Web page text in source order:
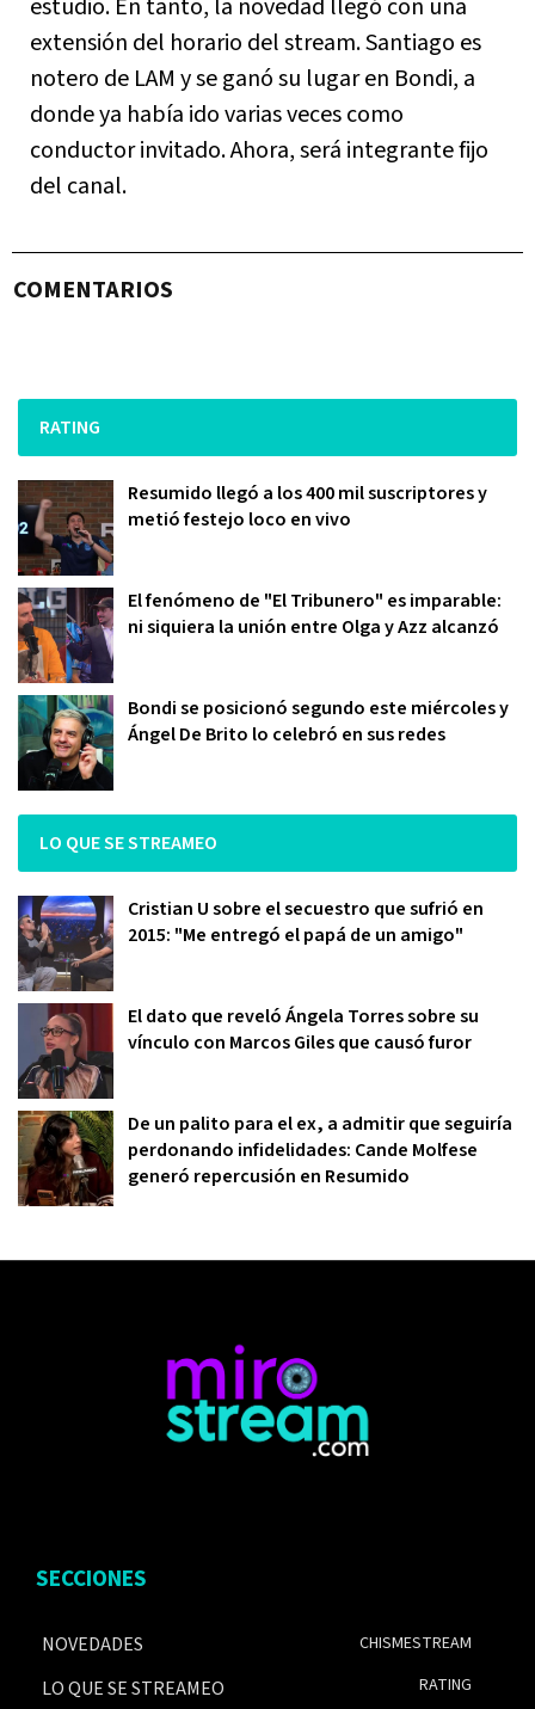
estudio. En tanto, la novedad llegó con una
extensión del horario del stream. Santiago es
notero de LAM y se ganó su lugar en Bondi, a
donde ya había ido varias veces como
conductor invitado. Ahora, será integrante fijo
del canal.
COMENTARIOS
RATING
Resumido llegó a los 400 mil suscriptores y
metió festejo loco en vivo
El fenómeno de "El Tribunero" es imparable:
ni siquiera la unión entre Olga y Azz alcanzó
Bondi se posicionó segundo este miércoles y
Ángel De Brito lo celebró en sus redes
LO QUE SE STREAMEO
Cristian U sobre el secuestro que sufrió en
2015: "Me entregó el papá de un amigo"
El dato que reveló Ángela Torres sobre su
vínculo con Marcos Giles que causó furor
De un palito para el ex, a admitir que seguiría
perdonando infidelidades: Cande Molfese
generó repercusión en Resumido
SECCIONES
NOVEDADES
LO QUE SE STREAMEO
CHISMESTREAM
RATING